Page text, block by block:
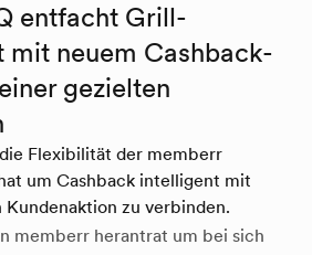
entfacht Grill-
mit neuem Cashback-
gezielten
Flexibilität der memberr
um Cashback intelligent mit
zu verbinden.
memberr herantrat um bei sich